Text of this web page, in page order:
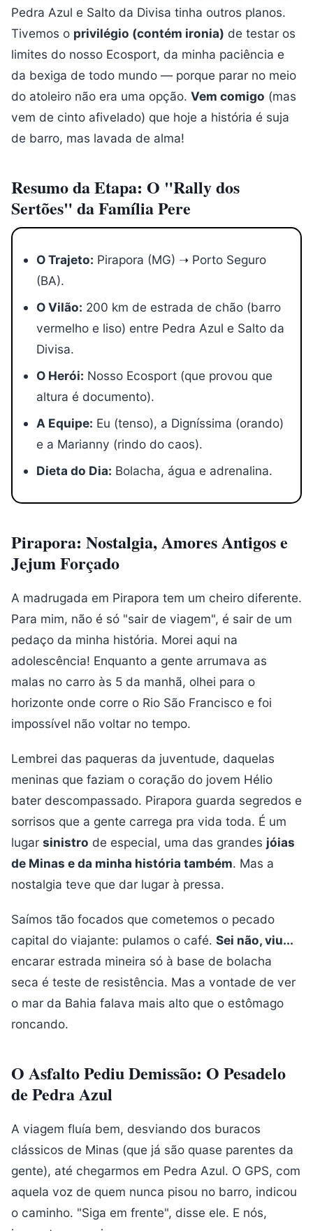
Pedra Azul e Salto da Divisa tinha outros planos.
Tivemos o privilégio (contém ironia) de testar os
limites do nosso Ecosport, da minha paciência e
da bexiga de todo mundo — porque parar no meio
do atoleiro não era uma opção. Vem comigo (mas
vem de cinto afivelado) que hoje a história é suja
de barro, mas lavada de alma!
Resumo da Etapa: O "Rally dos
Sertões" da Família Pere
O Trajeto: Pirapora (MG) ➝ Porto Seguro
(BA).
O Vilão: 200 km de estrada de chão (barro
vermelho e liso) entre Pedra Azul e Salto da
Divisa.
O Herói: Nosso Ecosport (que provou que
altura é documento).
A Equipe: Eu (tenso), a Digníssima (orando)
e a Marianny (rindo do caos).
Dieta do Dia: Bolacha, água e adrenalina.
Pirapora: Nostalgia, Amores Antigos e
Jejum Forçado
A madrugada em Pirapora tem um cheiro diferente.
Para mim, não é só "sair de viagem", é sair de um
pedaço da minha história. Morei aqui na
adolescência! Enquanto a gente arrumava as
malas no carro às 5 da manhã, olhei para o
horizonte onde corre o Rio São Francisco e foi
impossível não voltar no tempo.
Lembrei das paqueras da juventude, daquelas
meninas que faziam o coração do jovem Hélio
bater descompassado. Pirapora guarda segredos e
sorrisos que a gente carrega pra vida toda. É um
lugar sinistro de especial, uma das grandes jóias
de Minas e da minha história também. Mas a
nostalgia teve que dar lugar à pressa.
Saímos tão focados que cometemos o pecado
capital do viajante: pulamos o café. Sei não, viu...
encarar estrada mineira só à base de bolacha
seca é teste de resistência. Mas a vontade de ver
o mar da Bahia falava mais alto que o estômago
roncando.
O Asfalto Pediu Demissão: O Pesadelo
de Pedra Azul
A viagem fluía bem, desviando dos buracos
clássicos de Minas (que já são quase parentes da
gente), até chegarmos em Pedra Azul. O GPS, com
aquela voz de quem nunca pisou no barro, indicou
o caminho. "Siga em frente", disse ele. E nós,